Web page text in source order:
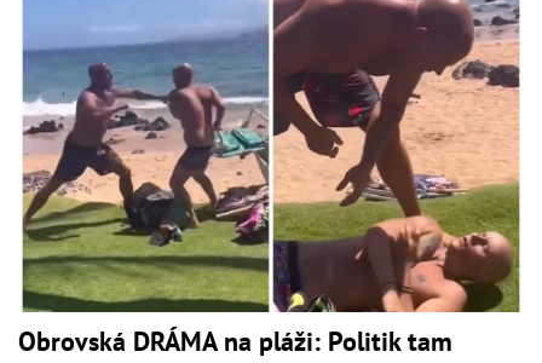
Obrovská DRÁMA na pláži: Politik tam